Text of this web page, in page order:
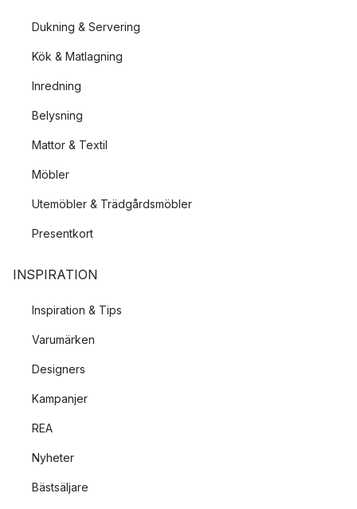
Dukning & Servering
Kök & Matlagning
Inredning
Belysning
Mattor & Textil
Möbler
Utemöbler & Trädgårdsmöbler
Presentkort
INSPIRATION
Inspiration & Tips
Varumärken
Designers
Kampanjer
REA
Nyheter
Bästsäljare